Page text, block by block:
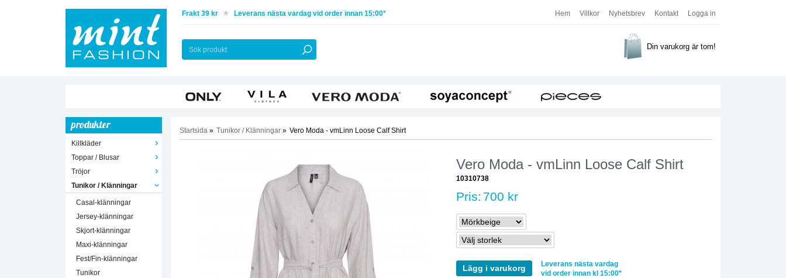
Hem Villkor Nyhetsbrev Kontakt Logga in
Frakt 39 kr Leverans nästa vardag vid order innan 15:00*
Din varukorg är tom!
produkter
Killkläder
Toppar / Blusar
Tröjor
Tunikor / Klänningar
Casal-klänningar
Jersey-klänningar
Skjort-klänningar
Maxi-klänningar
Fest/Fin-klänningar
Tunikor
Startsida » Tunikor / Klänningar » Vero Moda - vmLinn Loose Calf Shirt
Vero Moda - vmLinn Loose Calf Shirt
10310738
Pris: 700 kr
Lägg i varukorg
Leverans nästa vardag
vid order innan kl 15:00*